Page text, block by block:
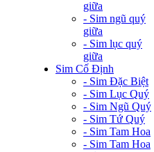
giữa
- Sim ngũ quý
giữa
- Sim lục quý
giữa
Sim Cố Định
- Sim Đặc Biệt
- Sim Lục Quý
- Sim Ngũ Quý
- Sim Tứ Quý
- Sim Tam Hoa
- Sim Tam Hoa